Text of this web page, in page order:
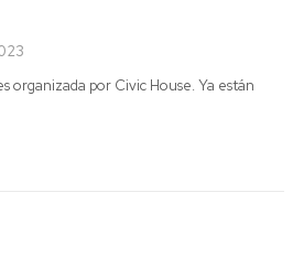
organizada por Civic House. Ya están